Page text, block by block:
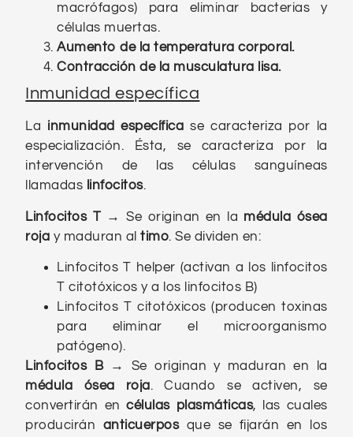
macrófagos) para eliminar bacterias y
células muertas.
Aumento de la temperatura corporal.
Contracción de la musculatura lisa.
Inmunidad específica
La inmunidad específica se caracteriza por la
especialización. Ésta, se caracteriza por la
intervención de las células sanguíneas
llamadas linfocitos.
Linfocitos T → Se originan en la médula ósea
roja y maduran altimo. Se dividen en:
Linfocitos T helper (activan a los linfocitos
T citotóxicos y a los linfocitos B)
Linfocitos T citotóxicos (producen toxinas
para eliminar el microorganismo
patógeno).
Linfocitos B
→
Se originan y maduran en la
médula ósea roja. Cuando se activen, se
convertirán encélulas plasmáticas, las cuales
producirán anticuerposque se fijarán en los